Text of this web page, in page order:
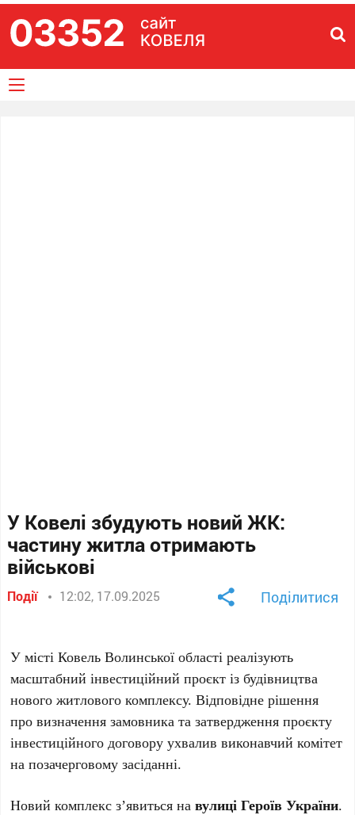
У Ковелі збудують новий ЖК:
частину житла отримають
військові
Події 12:02, 17.09.2025 Поділитися
У місті Ковель Волинської області реалізують
масштабний інвестиційний проєкт із будівництва
нового житлового комплексу. Відповідне рішення
про визначення замовника та затвердження проєкту
інвестиційного договору ухвалив виконавчий комітет
на позачерговому засіданні.
Новий комплекс з’явиться навулиці Героїв України.